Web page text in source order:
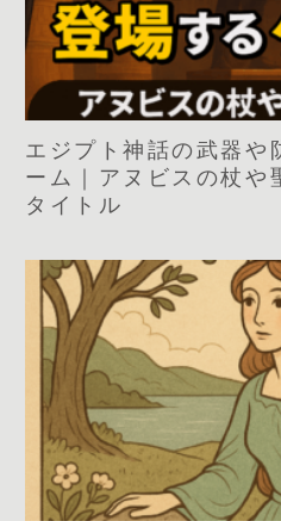
エジプト神話の武器や
ーム｜アヌビスの杖や
タイトル